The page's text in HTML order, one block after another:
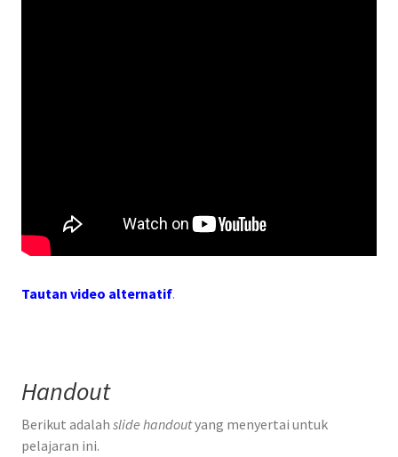
Tautan video alternatif.
Handout
Berikut adalah slide handoutyang menyertai untuk
pelajaran ini.